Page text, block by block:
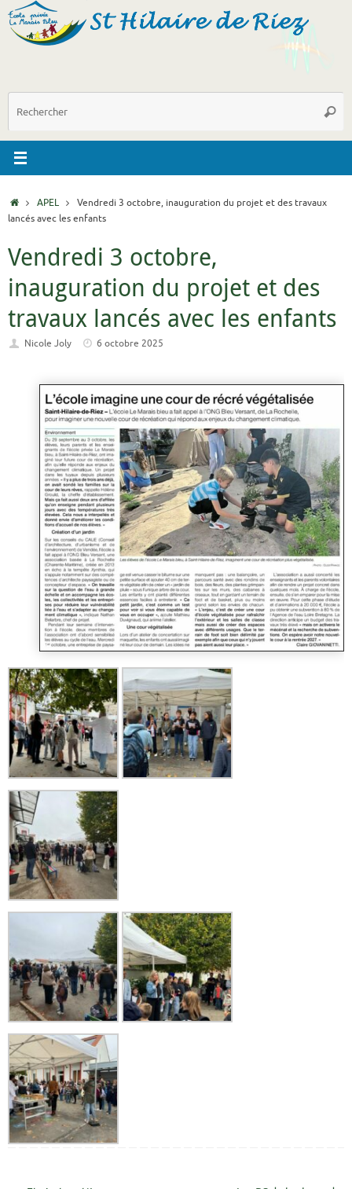
Passer
au
contenu
Accueil
APEL
Vendredi 3 octobre, inauguration du projet et des travaux
lancés avec les enfants
Vendredi 3 octobre,
inauguration du projet et des
travaux lancés avec les enfants
Nicole Joly 6 octobre 2025